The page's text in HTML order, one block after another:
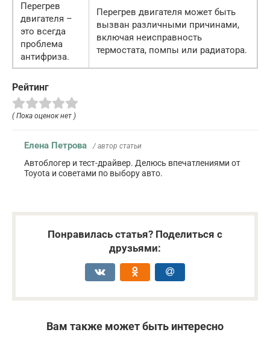
Перегрев
двигателя –
это всегда
проблема
антифриза.
Перегрев двигателя может быть
вызван различными причинами,
включая неисправность
термостата, помпы или радиатора.
Рейтинг
( Пока оценок нет )
Елена Петрова / автор статьи
Автоблогер и тест-драйвер. Делюсь впечатлениями от
Toyota и советами по выбору авто.
Понравилась статья? Поделиться с
друзьями:
Вам также может быть интересно